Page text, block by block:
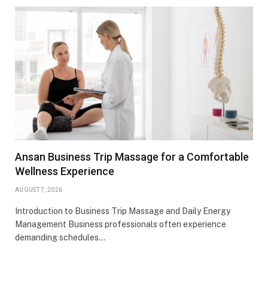
Ansan Business Trip Massage for a Comfortable
Wellness Experience
AUGUST 7, 2026
Introduction to Business Trip Massage and Daily Energy
Management Business professionals often experience
demanding schedules…